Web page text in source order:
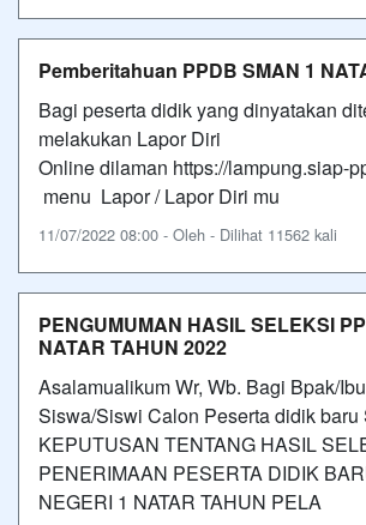
Pemberitahuan PPDB SMAN 1
Bagi peserta didik yang dinyatakan
melakukan Lapor Diri
Online dilaman https://lampung.siap-
menu Lapor / Lapor Diri mu
11/07/2022 08:00 - Oleh - Dilihat 11562 kali
PENGUMUMAN HASIL SELEKSI
NATAR TAHUN 2022
Asalamualikum Wr, Wb. Bagi Bpak/
Siswa/Siswi Calon Peserta didik baru
KEPUTUSAN TENTANG HASIL
PENERIMAAN PESERTA DIDIK
NEGERI 1 NATAR TAHUN PELA